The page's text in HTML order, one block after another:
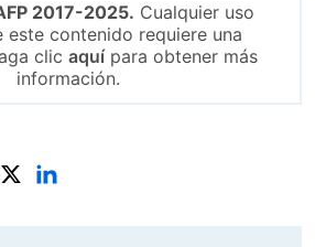
2017-2025. Cualquier uso
este contenido requiere una
clic aquípara obtener más
información.